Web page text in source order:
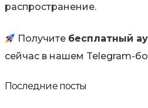
распространение.
Получите бесплатный
сейчас в нашем Telegram-
Последние посты